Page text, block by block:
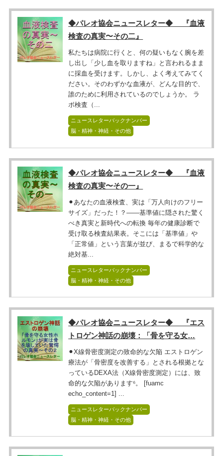
◆パレオ協会ニュースレター◆ 『血液
検査の真実〜その二』
私たちは病院に行くと、何の疑いもなく腕を差
し出し「少し血を取りますね」と言われるまま
に採血を受けます。しかし、よく考えてみてく
ださい。そのわずかな血液が、どんな目的で、
誰のために利用されているのでしょうか。 ラ
ボ検査（...
ニュースレターバックナンバー
脳・精神・神経・その他
◆パレオ協会ニュースレター◆ 『血液
検査の真実〜その一』
⚫︎あなたの血液検査、実は「万人向けのフリー
サイズ」だった！？――基準値に隠された驚く
べき真実と新時代への転換 毎年の健康診断で
受け取る検査結果表。そこには「基準値」や
「正常値」という言葉が並び、まるで科学的な
絶対基...
ニュースレターバックナンバー
脳・精神・神経・その他
◆パレオ協会ニュースレター◆ 『エス
トロゲン神話の崩壊：「骨を守る女…
⚫︎X線骨密度測定の致命的な欠陥 エストロゲン
療法が「骨密度を改善する」とされる根拠とな
っているDEXA法（X線骨密度測定）には、致
命的な欠陥があります⁶。 [fuamc
echo_content=1] ...
ニュースレターバックナンバー
脳・精神・神経・その他